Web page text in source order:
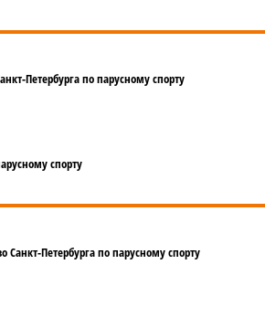
Петербурга по парусному спорту
спорту
Санкт-Петербурга по парусному спорту